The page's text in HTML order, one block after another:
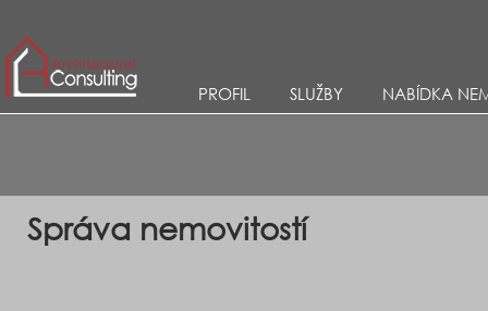
PROFIL SLUŽBY NABÍDKA
Správa nemovitostí